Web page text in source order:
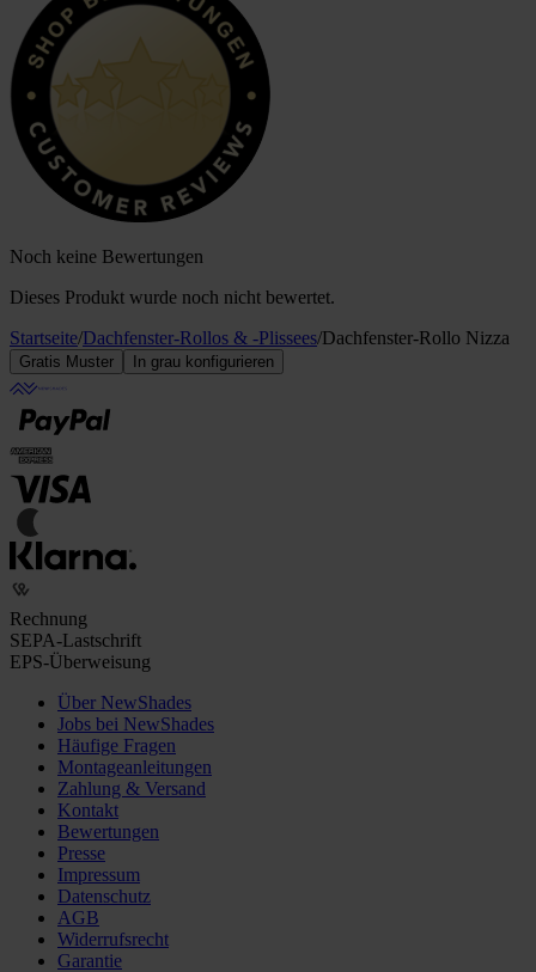
Noch keine Bewertungen
Dieses Produkt wurde noch nicht bewertet.
Startseite/Dachfenster-Rollos & -Plissees/Dachfenster-Rollo Nizza
Gratis Muster In grau konfigurieren
Rechnung
SEPA-Lastschrift
EPS-Überweisung
Über NewShades
Jobs bei NewShades
Häufige Fragen
Montageanleitungen
Zahlung & Versand
Kontakt
Bewertungen
Presse
Impressum
Datenschutz
AGB
Widerrufsrecht
Garantie